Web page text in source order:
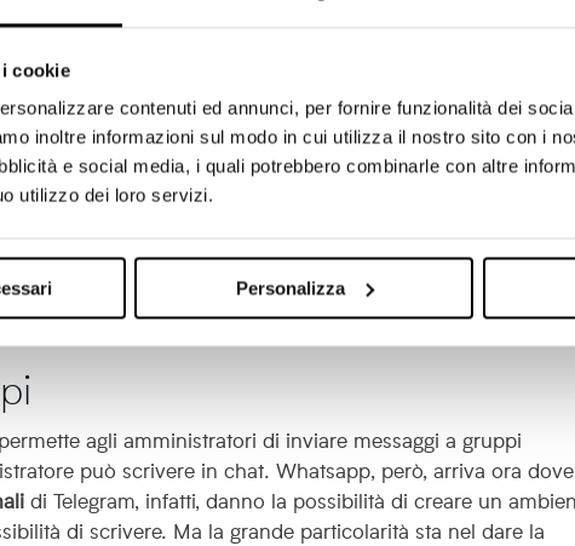
cookie
contenuti ed annunci, per fornire funzionalità dei
inoltre informazioni sul modo in cui utilizza il nostro sito con i
e social media, i quali potrebbero combinarle con altre
utilizzo dei loro servizi.
Personalizza
agli amministratori di inviare messaggi a gruppi
può scrivere in chat. Whatsapp, però, arriva ora dove
di Telegram, infatti, danno la possibilità di creare un
di scrivere. Ma la grande particolarità sta nel dare la